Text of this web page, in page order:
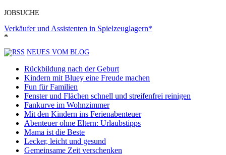
JOBSUCHE
Verkäufer und Assistenten in Spielzeuglagern*
*
NEUES VOM BLOG
Rückbildung nach der Geburt
Kindern mit Bluey eine Freude machen
Fun für Familien
Fenster und Flächen schnell und streifenfrei reinigen
Fankurve im Wohnzimmer
Mit den Kindern ins Ferienabenteuer
Abenteuer ohne Eltern: Urlaubstipps
Mama ist die Beste
Lecker, leicht und gesund
Gemeinsame Zeit verschenken